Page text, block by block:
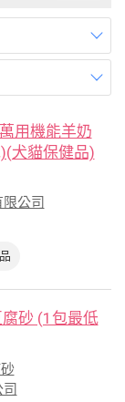
用機能羊奶
犬貓保健品)
公司
砂 (1包最低